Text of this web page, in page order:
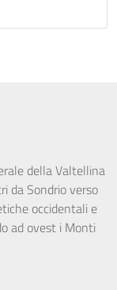
della Valtellina
da Sondrio verso
occidentali e
ad ovest i Monti